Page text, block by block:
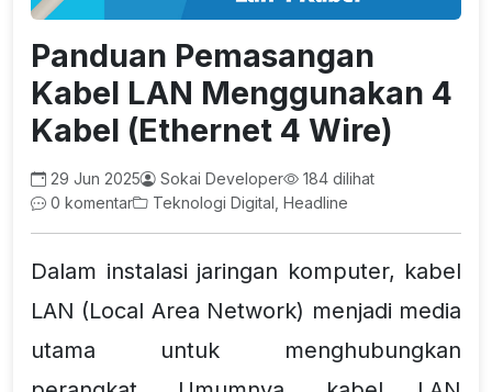
Panduan Pemasangan
Kabel LAN Menggunakan 4
Kabel (Ethernet 4 Wire)
29 Jun 2025 Sokai Developer
184 dilihat
0 komentar
Teknologi Digital, Headline
Dalam instalasi jaringan komputer, kabel
LAN (Local Area Network) menjadi media
utama untuk menghubungkan